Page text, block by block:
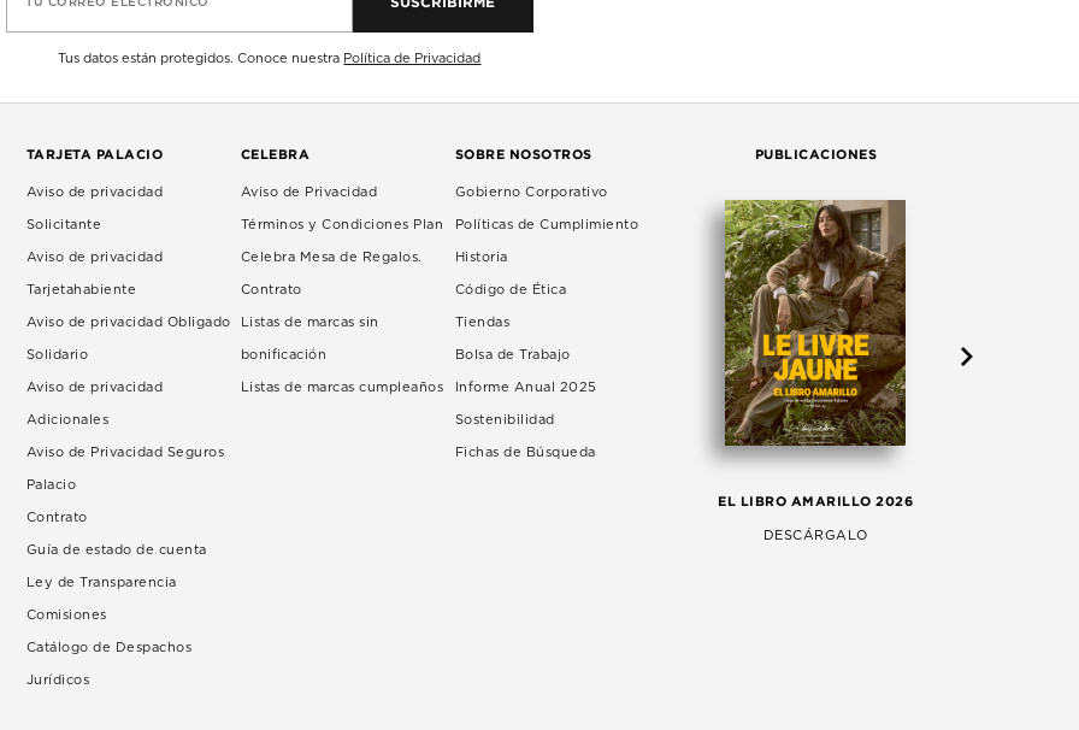
TU CORREO ELECTRÓNICO
Tus datos están protegidos. Conoce nuestra Política de Privacidad
TARJETA PALACIO
Aviso de privacidad
Solicitante
Aviso de privacidad
Tarjetahabiente
Aviso de privacidad Obligado
Solidario
Aviso de privacidad
Adicionales
Aviso de Privacidad Seguros
Palacio
Contrato
Guía de estado de cuenta
Ley de Transparencia
Comisiones
Catálogo de Despachos
Jurídicos
CELEBRA
Aviso de Privacidad
Términos y Condiciones Plan
Celebra Mesa de Regalos.
Contrato
Listas de marcas sin
bonificación
Listas de marcas cumpleaños
SOBRE NOSOTROS
Gobierno Corporativo
Políticas de Cumplimiento
Historia
Código de Ética
Tiendas
Bolsa de Trabajo
Informe Anual 2025
Sostenibilidad
Fichas de Búsqueda
PUBLICACIONES
EL LIBRO AMARILLO 2026
DESCÁRGALO